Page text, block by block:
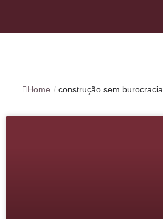
Home / construção sem burocracia